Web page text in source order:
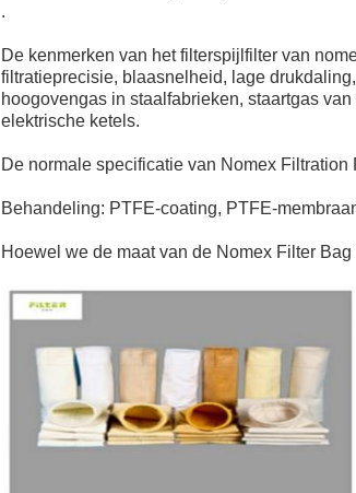
.
De kenmerken van het filterspijlfilter van
filtratieprecisie, blaasnelheid, lage
hoogovengas in staalfabrieken, staartgas
elektrische ketels.
De normale specificatie van Nomex
Behandeling: PTFE-coating, PTFE-
Hoewel we de maat van de Nomex Filter